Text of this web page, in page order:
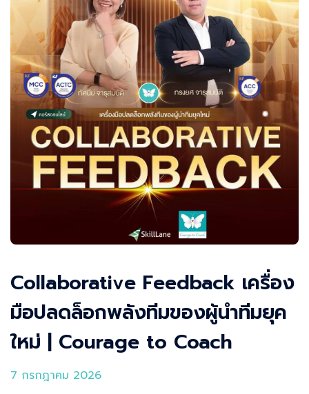
Collaborative Feedback เครื่อง
มือปลดล็อกพลังทีมของผู้นำทีมยุค
ใหม่ | Courage to Coach
7 กรกฎาคม 2026